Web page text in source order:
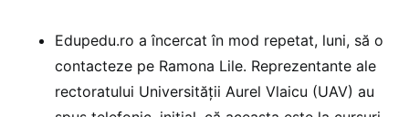
Edupedu.ro a încercat în mod repetat, luni, să o
contacteze pe Ramona Lile. Reprezentante ale
rectoratului Universității Aurel Vlaicu (UAV) au